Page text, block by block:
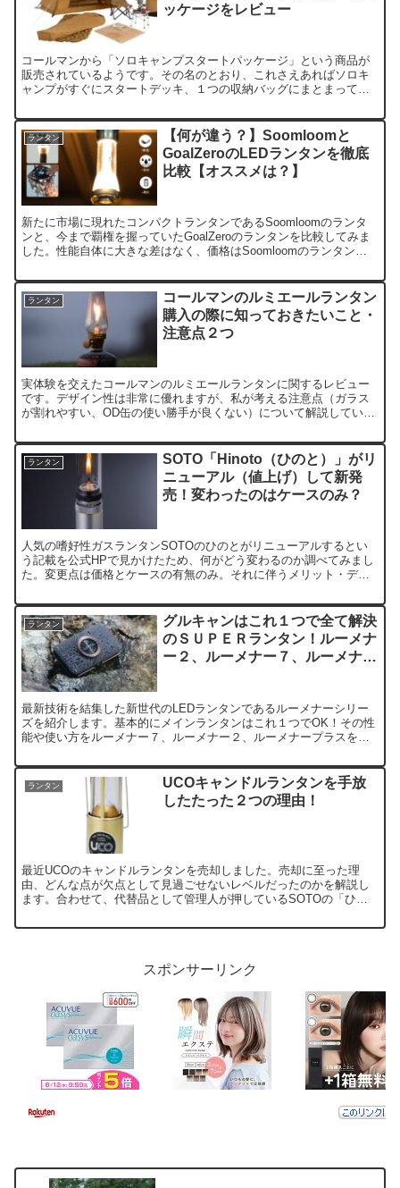
ッケージをレビュー
コールマンから「ソロキャンプスタートパッケージ」という商品が
販売されているようです。その名のとおり、これさえあればソロキ
ャンプがすぐにスタートデッキ、１つの収納バッグにまとまってい
します。
ランタン
【何が違う？】Soomloomと
GoalZeroのLEDランタンを徹底
比較【オススメは？】
新たに市場に現れたコンパクトランタンであるSoomloomのランタ
ンと、今まで覇権を握っていたGoalZeroのランタンを比較してみま
した。性能自体に大きな差はなく、価格はSoomloomのランタンの
ランタン
コールマンのルミエールランタン
購入の際に知っておきたいこと・
注意点２つ
実体験を交えたコールマンのルミエールランタンに関するレビュー
です。デザイン性は非常に優れますが、私が考える注意点（ガラス
が割れやすい、OD缶の使い勝手が良くない）について解説していま
です。
ランタン
SOTO「Hinoto（ひのと）」がリ
ニューアル（値上げ）して新発
売！変わったのはケースのみ？
人気の嗜好性ガスランタンSOTOのひのとがリニューアルするとい
う記載を公式HPで見かけたため、何がどう変わるのか調べてみまし
た。変更点は価格とケースの有無のみ。それに伴うメリット・デメ
ランタン
グルキャンはこれ１つで全て解決
のＳＵＰＥＲランタン！ルーメナ
ー２、ルーメナー７、ルーメナー
最新技術を結集した新世代のLEDランタンであるルーメナーシリー
ズを紹介します。基本的にメインランタンはこれ１つでOK！その性
能や使い方をルーメナー７、ルーメナー２、ルーメナープラスを比
ランタン
UCOキャンドルランタンを手放
したたった２つの理由！
最近UCOのキャンドルランタンを売却しました。売却に至った理
由、どんな点が欠点として見過ごせないレベルだったのかを解説し
ます。合わせて、代替品として管理人が押しているSOTOの「ひの
スポンサーリンク